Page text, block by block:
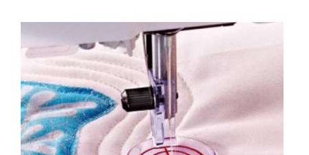
Taglia cuci
Accessori
Piedini